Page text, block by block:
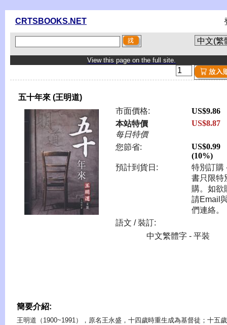
CRTSBOOKS.NET
View this page on the full site.
五十年來 (王明道)
市面價格:
US$9.86
本站特價
每日特價
US$8.87
您節省:
US$0.99
(10%)
預計到貨日:
特別訂購
書只限特
購。如欲
請Email
們連絡。
語文 / 裝訂:
中文繁體字 - 平裝
簡要介紹:
王明道（1900~1991），原名王永盛，十四歲時重生成為基督徒；十五